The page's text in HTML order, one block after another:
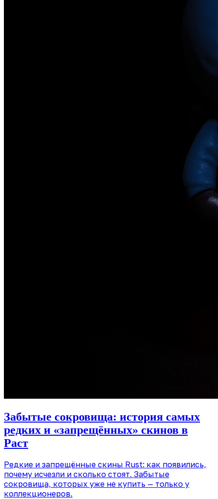
Забытые сокровища: история самых
редких и «запрещённых» скинов в
Раст
Редкие и запрещённые скины Rust: как появились,
почему исчезли и сколько стоят. Забытые
сокровища, которых уже не купить — только у
коллекционеров.